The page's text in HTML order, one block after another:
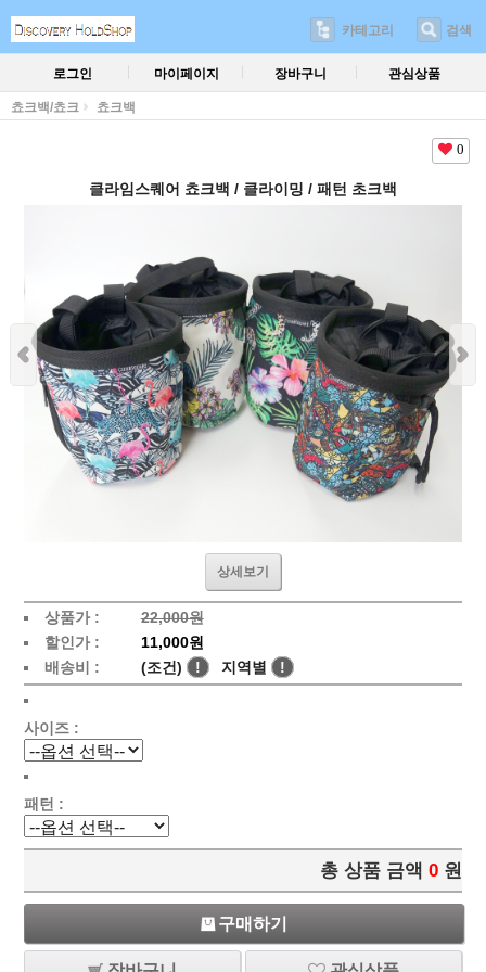
카테고리 검색
로그인 마이페이지 장바구니 관심상품
쵸크백/쵸크 쵸크백
0
클라임스퀘어 쵸크백 / 클라이밍 / 패턴 초크백
상세보기
상품가 :
22,000원
할인가 :
11,000원
배송비 :
(조건) ! 지역별 !
사이즈 :
패턴 :
총 상품 금액 0 원
구매하기